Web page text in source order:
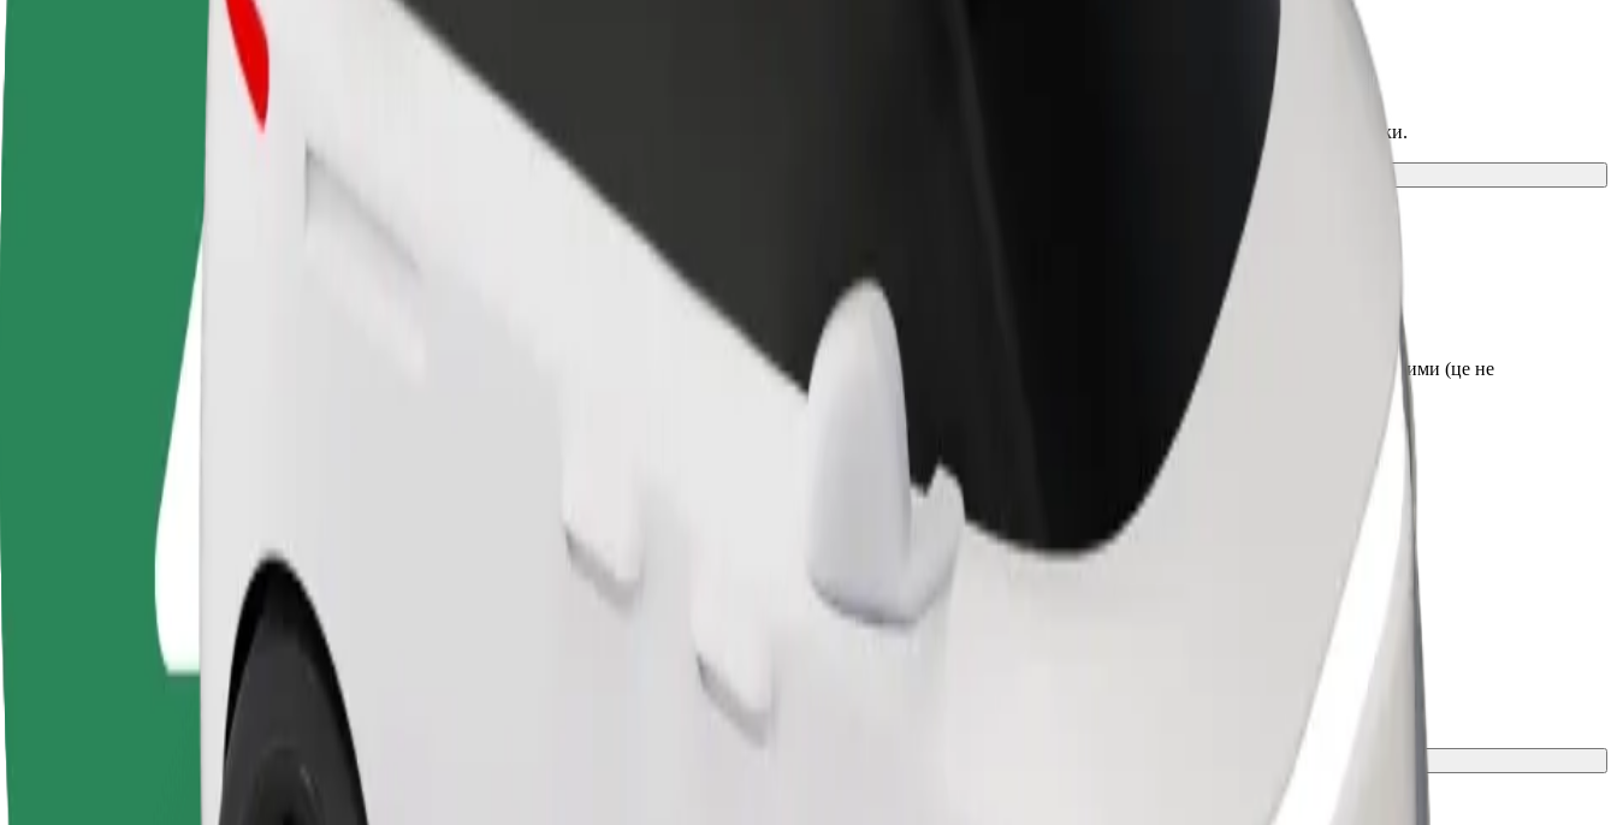
Як дістатися за маршрутом Radisson Collection Hotel – Kristiine Keskus
Хочеш дістатися за маршрутом "Radisson Collection Hotel" – "Kristiine Keskus"? Ознайомся з нашими сервісами та знайди ідеальний спосіб пересування для своєї поїздки.
Зручність та комфорт — всього у декілька кліків!
Водії цієї категорії допомагають людям похилого віку та з особливими потребами. Якщо маєш особливі побажання, повідом водія до посадки. Візки мають бути складеними (це не
спеціалізована служба для візків).
Орієнтовний час поїздки
Орієнтовна відстань
Орієнтовна вартість